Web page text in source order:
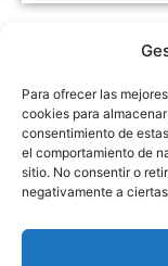
Para ofrecer las
cookies para
consentimiento de
el comportamiento de
sitio. No consentir o
negativamente a
FINANCIADO POR
DIGITAL POR
© Guia Telefónica